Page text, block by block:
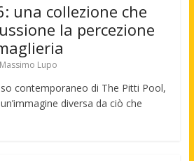
una collezione che
la percezione
Massimo Lupo
contemporaneo di The Pitti Pool,
diversa da ciò che